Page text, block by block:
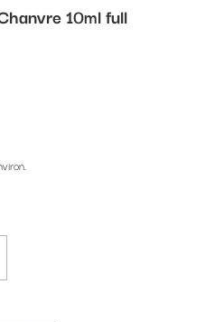
10ml full